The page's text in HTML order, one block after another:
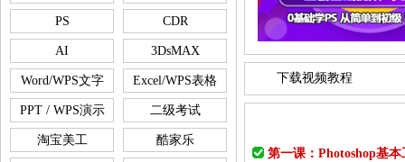
PS CDR
AI 3DsMAX
Word/WPS文字 Excel/WPS表格
PPT / WPS演示 二级考试
淘宝美工 酷家乐
下载视频教程
第一课：Photoshop基